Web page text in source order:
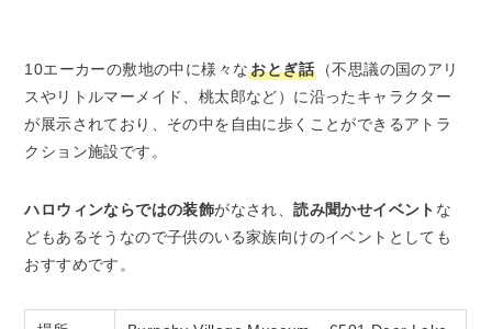
10エーカーの敷地の中に様々なおとぎ話
（不思議の国のアリ
スやリトルマーメイド、桃太郎など）に沿ったキャラクター
が展示されており、その中を自由に歩くことができるアトラ
クション施設です。
ハロウィンならではの装飾がなされ、読み聞かせイベント な
どもあるそうなので子供のいる家族向けのイベントとしても
おすすめです。